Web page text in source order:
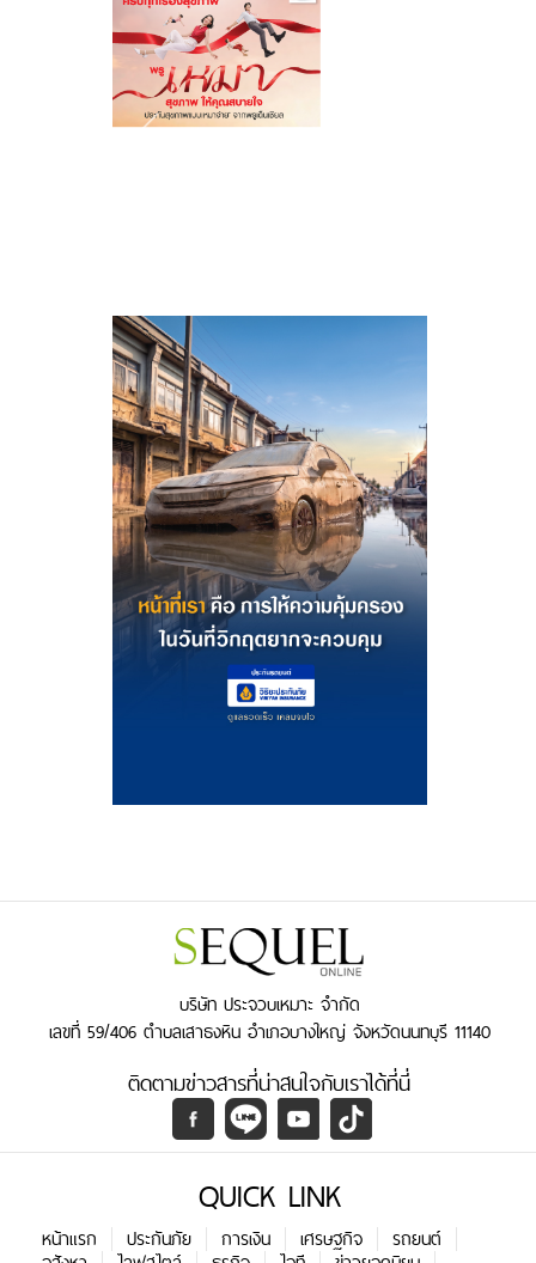
บริษัท ประจวบเหมาะ จำกัด
เลขที่ 59/406 ตำบลเสาธงหิน อำเภอบางใหญ่ จังหวัดนนทบุรี 11140
ติดตามข่าวสารที่น่าสนใจกับเราได้ที่นี่
QUICK LINK
หน้าแรก ประกันภัย การเงิน เศรษฐกิจ
รถยนต์